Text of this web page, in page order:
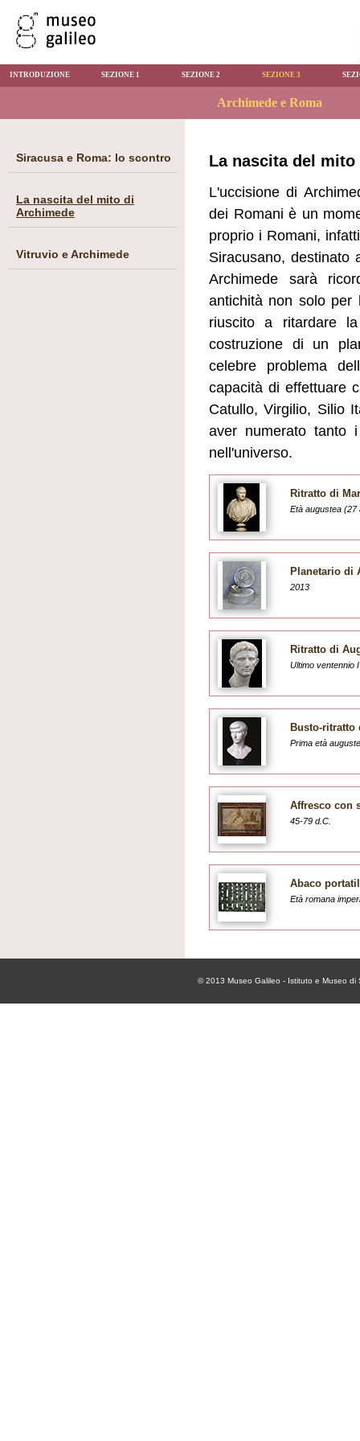
INTRODUZIONE SEZIONE 1 SEZIONE 2 SEZIONE 3
Siracusa e Roma: lo scontro
La nascita del mito di
Archimede
Vitruvio e Archimede
La nascita del
L'uccisione di
dei Romani è un
proprio i Romani,
Siracusano, destinato
Archimede sarà
antichità non solo per
riuscito a ritardare
costruzione di un
celebre problema
capacità di effettuare
Catullo, Virgilio, Silio
aver numerato tanto
nell'universo.
Ritratto di
Età augustea (27
Planetario di
2013
Ritratto di
Ultimo ventennio
Busto-ritratto
Prima età
Affresco con
45-79 d.C.
Abaco
Età romana
© 2013 Museo Galileo - Istituto e Museo di